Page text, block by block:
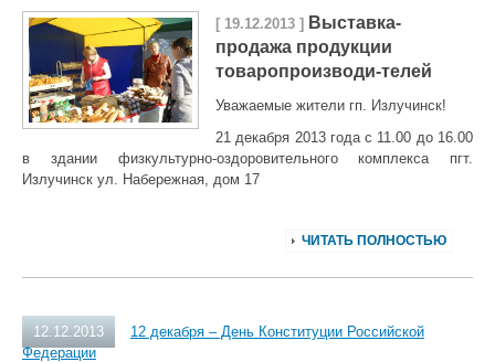
[ 19.12.2013 ] Выставка-
продажа продукции
товаропроизводи-телей
Уважаемые жители гп. Излучинск!
21 декабря 2013 года с 11.00 до 16.00
в здании физкультурно-оздоровительного комплекса пгт.
Излучинск ул. Набережная, дом 17
ЧИТАТЬ ПОЛНОСТЬЮ
12.12.2013
12 декабря – День Конституции Российской
Федерации